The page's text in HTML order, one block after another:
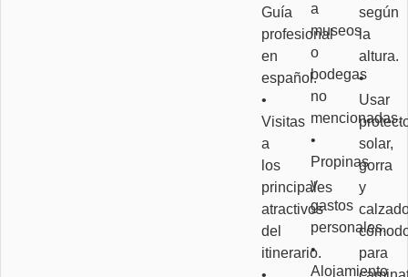
Guía
profesional
en
español.
•
Visitas
a
los
principales
atractivos
del
itinerario.
a
museos
o
bodegas
no
mencionadas.
•
Propinas
y
gastos
personales.
•
Alojamiento
según
la
altura.
•
Usar
solar,
gorra
y
para